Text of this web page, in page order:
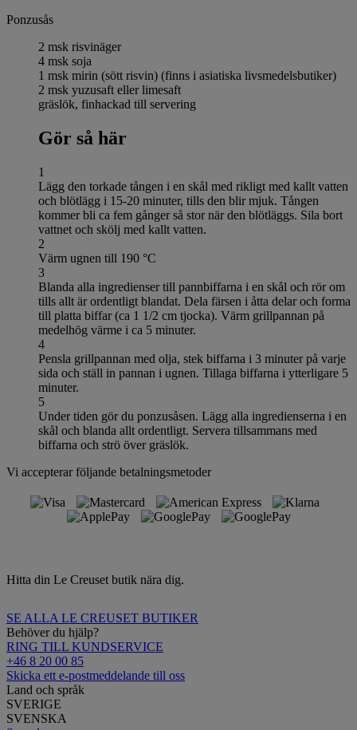
Ponzusås
2 msk risvinäger
4 msk soja
1 msk mirin (sött risvin) (finns i asiatiska livsmedelsbutiker)
2 msk yuzusaft eller limesaft
gräslök, finhackad till servering
Gör så här
1
Lägg den torkade tången i en skål med rikligt med kallt vatten
och blötlägg i 15-20 minuter, tills den blir mjuk. Tången
kommer bli ca fem gånger så stor när den blötläggs. Sila bort
vattnet och skölj med kallt vatten.
2
Värm ugnen till 190 °C
3
Blanda alla ingredienser till pannbiffarna i en skål och rör om
tills allt är ordentligt blandat. Dela färsen i åtta delar och forma
till platta biffar (ca 1 1/2 cm tjocka). Värm grillpannan på
medelhög värme i ca 5 minuter.
4
Pensla grillpannan med olja, stek biffarna i 3 minuter på varje
sida och ställ in pannan i ugnen. Tillaga biffarna i ytterligare 5
minuter.
5
Under tiden gör du ponzusåsen. Lägg alla ingredienserna i en
skål och blanda allt ordentligt. Servera tillsammans med
biffarna och strö över gräslök.
Vi accepterar följande betalningsmetoder
Hitta din Le Creuset butik nära dig.
SE ALLA LE CREUSET BUTIKER
Behöver du hjälp?
RING TILL KUNDSERVICE
+46 8 20 00 85
Skicka ett e-postmeddelande till oss
Land och språk
SVERIGE
SVENSKA